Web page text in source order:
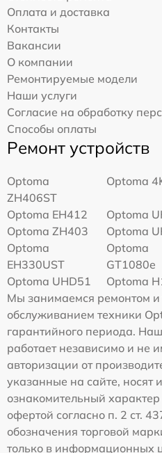
Оплата и доставка
Контакты
Вакансии
О компании
Ремонтируемые модели
Наши услуги
Согласие на обработку
Способы оплаты
Ремонт устройств
Optoma
ZH406ST
Optoma
Optoma EH412
Optoma
Optoma ZH403
Optoma
Optoma
EH330UST
Optoma
GT1080e
Optoma UHD51
Optoma
Мы занимаемся ремонтом и
обслуживанием техники
гарантийного периода.
работает независимо и не
авторизации от
указанные на сайте, носят
ознакомительный
офертой согласно п. 2 ст.
обозначения торговой
только в информационных